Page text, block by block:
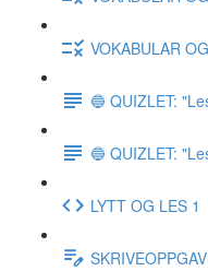
VOKABULAR
🔵 QUIZLET:
🔵 QUIZLET:
LYTT OG LES 1